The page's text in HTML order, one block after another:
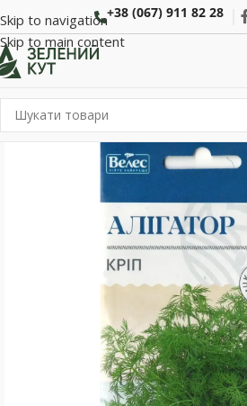
Skip to navigation
Skip to main content
+38 (067) 911 82 28